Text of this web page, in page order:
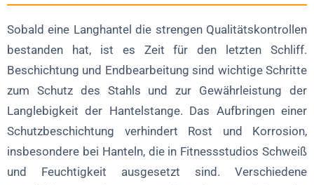
Sobald eine Langhantel die strengen Qualitätskontrollen
bestanden hat, ist es Zeit für den letzten Schliff.
Beschichtung und Endbearbeitung sind wichtige Schritte
zum Schutz des Stahls und zur Gewährleistung der
Langlebigkeit der Hantelstange. Das Aufbringen einer
Schutzbeschichtung verhindert Rost und Korrosion,
insbesondere bei Hanteln, die in Fitnessstudios Schweiß
und Feuchtigkeit ausgesetzt sind. Verschiedene